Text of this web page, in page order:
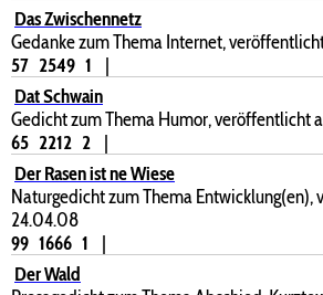
Das Zwischennetz
Gedanke zum Thema Internet,
57 2549 1
|
Dat Schwain
Gedicht zum Thema Humor, veröffentlicht
65 2212 2
|
Der Rasen ist ne Wiese
Naturgedicht zum Thema
24.04.08
99 1666 1
|
Der Wald